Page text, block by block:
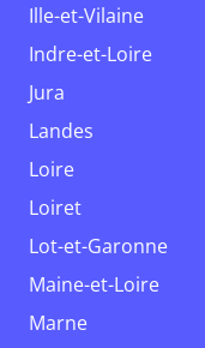
Ille-et-Vilaine
Indre-et-Loire
Jura
Landes
Loire
Loiret
Lot-et-Garonne
Maine-et-Loire
Marne